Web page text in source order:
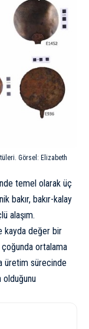
Görsel: Elizabeth
temel olarak üç
bakır, bakır-kalay
alaşım.
kayda değer bir
çoğunda ortalama
üretim sürecinde